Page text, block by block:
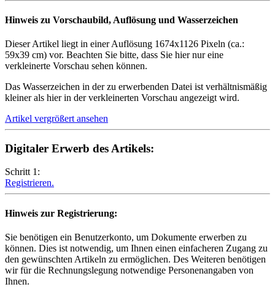
Hinweis zu Vorschaubild, Auflösung und Wasserzeichen
Dieser Artikel liegt in einer Auflösung 1674x1126 Pixeln (ca.:
59x39 cm) vor. Beachten Sie bitte, dass Sie hier nur eine
verkleinerte Vorschau sehen können.
Das Wasserzeichen in der zu erwerbenden Datei ist verhältnismäßig
kleiner als hier in der verkleinerten Vorschau angezeigt wird.
Artikel vergrößert ansehen
Digitaler Erwerb des Artikels:
Schritt 1:
Registrieren.
Hinweis zur Registrierung:
Sie benötigen ein Benutzerkonto, um Dokumente erwerben zu
können. Dies ist notwendig, um Ihnen einen einfacheren Zugang zu
den gewünschten Artikeln zu ermöglichen. Des Weiteren benötigen
wir für die Rechnungslegung notwendige Personenangaben von
Ihnen.